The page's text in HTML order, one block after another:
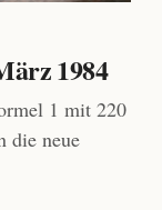
1984
1 mit 220
die neue